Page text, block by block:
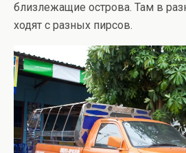
близлежащие острова. Там в
ходят с разных пирсов.